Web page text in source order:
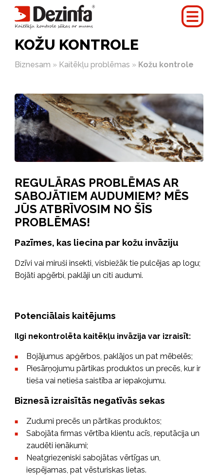
KOŽU KONTROLE
Biznesam » Kaitēkļu problēmas » Kožu kontrole
REGULĀRAS PROBLĒMAS AR
SABOJĀTIEM AUDUMIEM? MĒS
JŪS ATBRĪVOSIM NO ŠĪS
PROBLĒMAS!
Pazīmes, kas liecina par kožu invāziju
Dzīvi vai miruši insekti, visbiežāk tie pulcējas ap logu;
Bojāti apģērbi, paklāji un citi audumi.
Potenciālais kaitējums
Ilgi nekontrolēta kaitēkļu invāzija var izraisīt:
Bojājumus apģērbos, paklājos un pat mēbelēs;
Piesārņojumu pārtikas produktos un precēs, kur ir
tieša vai netieša saistība ar iepakojumu.
Biznesā izraisītās negatīvās sekas
Zudumi precēs un pārtikas produktos;
Sabojāta firmas vērtība klientu acīs, reputācija un
zaudēti ienākumi;
Neatgriezeniski sabojātas vērtīgas un,
iespējamas, pat vēsturiskas lietas.